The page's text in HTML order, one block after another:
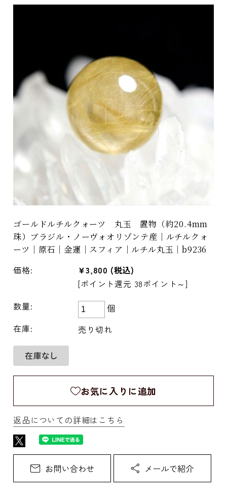
ゴールドルチルクォーツ 丸玉 置物（約20.4mm
珠）ブラジル・ノーヴォオリゾンテ産｜ルチルクォ
ーツ｜原石｜金運｜スフィア｜ルチル丸玉｜b9236
価格: ¥3,800 (税込)
[ポイント還元 38ポイント～]
数量:
個
在庫:
売り切れ
お気に入りに追加
返品についての詳細はこちら